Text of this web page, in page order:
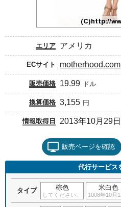
エリア アメリカ
ECサイト motherhood.com
販売価格 19.99 ドル
換算価格 3,155 円
情報取得日 2013年10月29日
販売ページを確認
代行サービス
タイプ 棕色
してください。
米白色
1008年10月